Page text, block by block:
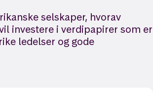
selskaper, hvorav
investere i verdipapirer som er
ledelser og gode